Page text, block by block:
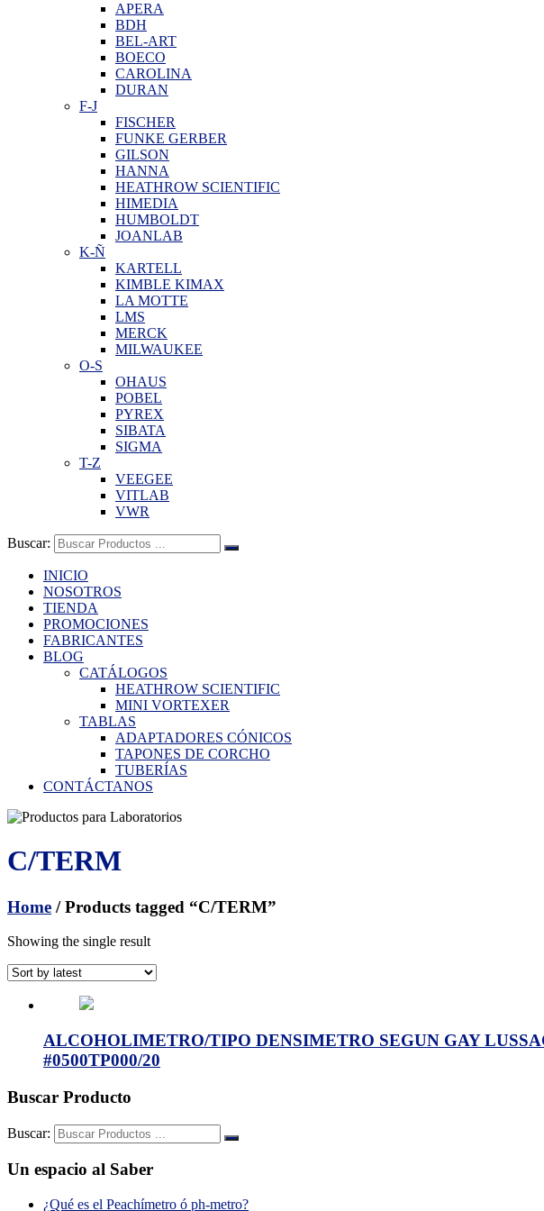
APERA
BDH
BEL-ART
BOECO
CAROLINA
DURAN
F-J
FISCHER
FUNKE GERBER
GILSON
HANNA
HEATHROW SCIENTIFIC
HIMEDIA
HUMBOLDT
JOANLAB
K-Ñ
KARTELL
KIMBLE KIMAX
LA MOTTE
LMS
MERCK
MILWAUKEE
O-S
OHAUS
POBEL
PYREX
SIBATA
SIGMA
T-Z
VEEGEE
VITLAB
VWR
Buscar:
INICIO
NOSOTROS
TIENDA
PROMOCIONES
FABRICANTES
BLOG
CATÁLOGOS
HEATHROW SCIENTIFIC
MINI VORTEXER
TABLAS
ADAPTADORES CÓNICOS
TAPONES DE CORCHO
TUBERÍAS
CONTÁCTANOS
C/TERM
Home / Products tagged “C/TERM”
Showing the single result
ALCOHOLIMETRO/TIPO DENSIMETRO SEGUN GAY
#0500TP000/20
Buscar Producto
Buscar:
Un espacio al Saber
¿Qué es el Peachímetro ó ph-metro?